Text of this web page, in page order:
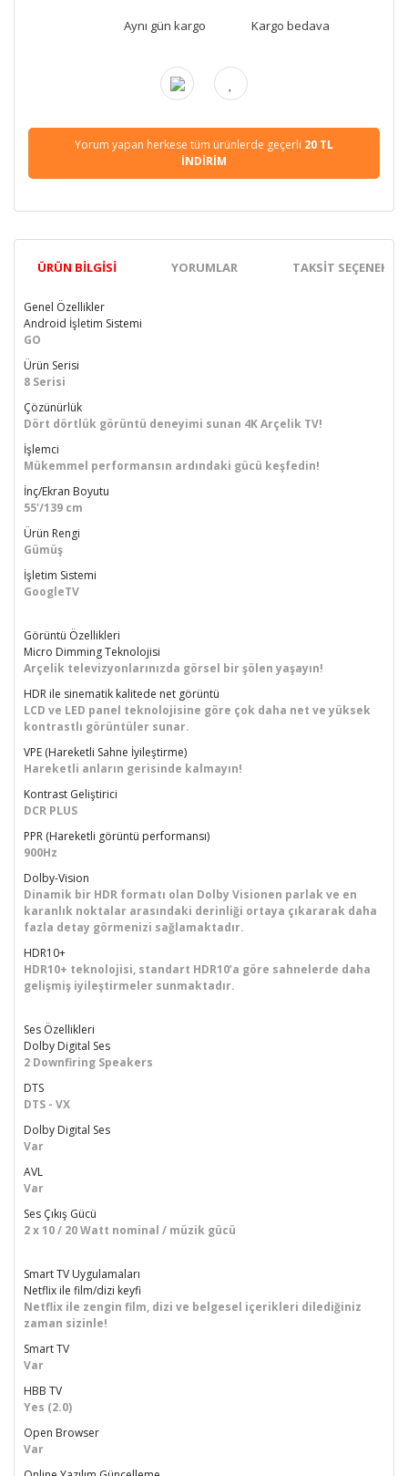
Aynı gün kargo Kargo bedava
Yorum yapan herkese tüm ürünlerde geçerli 20 TL
İNDİRİM
ÜRÜN BILGISI YORUMLAR TAKSIT
Genel Özellikler
Android İşletim Sistemi
GO
Ürün Serisi
8 Serisi
Çözünürlük
Dört dörtlük görüntü deneyimi sunan 4K Arçelik TV!
İşlemci
Mükemmel performansın ardındaki gücü keşfedin!
İnç/Ekran Boyutu
55'/139 cm
Ürün Rengi
Gümüş
İşletim Sistemi
GoogleTV
Görüntü Özellikleri
Micro Dimming Teknolojisi
Arçelik televizyonlarınızda görsel bir şölen yaşayın!
HDR ile sinematik kalitede net görüntü
LCD ve LED panel teknolojisine göre çok daha net ve yüksek
kontrastlı görüntüler sunar.
VPE (Hareketli Sahne İyileştirme)
Hareketli anların gerisinde kalmayın!
Kontrast Geliştirici
DCR PLUS
PPR (Hareketli görüntü performansı)
900Hz
Dolby-Vision
Dinamik bir HDR formatı olan Dolby Visionen parlak ve en
karanlık noktalar arasındaki derinliği ortaya çıkararak daha
fazla detay görmenizi sağlamaktadır.
HDR10+
HDR10+ teknolojisi, standart HDR10’a göre sahnelerde daha
gelişmiş iyileştirmeler sunmaktadır.
Ses Özellikleri
Dolby Digital Ses
2 Downfiring Speakers
DTS
DTS - VX
Dolby Digital Ses
Var
AVL
Var
Ses Çıkış Gücü
2 x 10 / 20 Watt nominal / müzik gücü
Smart TV Uygulamaları
Netflix ile film/dizi keyfi
Netflix ile zengin film, dizi ve belgesel içerikleri dilediğiniz
zaman sizinle!
Smart TV
Var
HBB TV
Yes (2.0)
Open Browser
Var